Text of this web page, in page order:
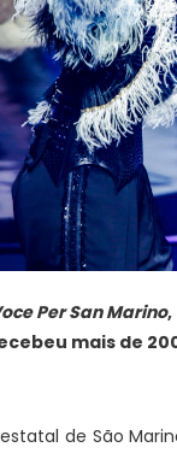
Per San Marino,
mais de
de São